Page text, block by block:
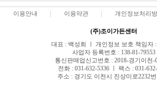
이용안내 이용약관 개인정보처리
(주)조이가든센터
대표 : 백성희 ㅣ 개인정보 보호 책임자
사업자 등록번호 : 138-81-79553
통신판매업신고번호 : 2018-경기이천-
전화 : 031-632-5336 ㅣ 팩스 : 031-
주소 : 경기도 이천시 진상미로2232